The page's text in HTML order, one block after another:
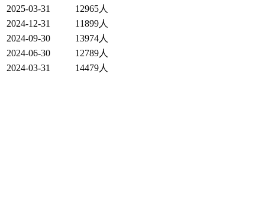
2025-03-31
12965人
2024-12-31
11899人
2024-09-30
13974人
2024-06-30
12789人
2024-03-31
14479人